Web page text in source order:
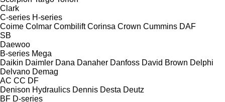
Clark
C-series H-series
Coime Colmar Combilift Corinsa Crown Cummins DAF
SB
Daewoo
B-series Mega
Daikin Daimler Dana Danaher Danfoss David Brown Delphi
Delvano Demag
AC CC DF
Denison Hydraulics Dennis Desta Deutz
BF D-series